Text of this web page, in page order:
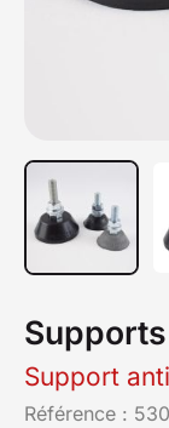
Support
Référence :